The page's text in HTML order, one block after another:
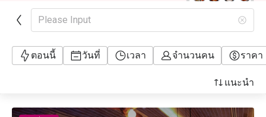
Please Input
ตอนนี้ วันที่ เวลา จำนวนคน ราคา
แนะนำ